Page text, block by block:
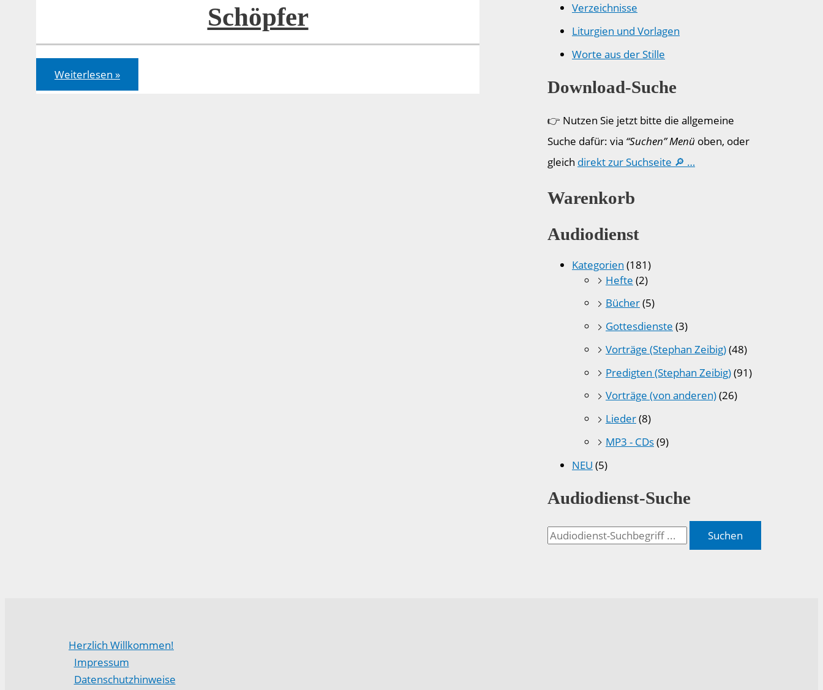
Schöpfer
Römer
01,6-
32
Weiterlesen »
Verzeichnisse
Liturgien und Vorlagen
Worte aus der Stille
Download-Suche
👉 Nutzen Sie jetzt bitte die allgemeine
Suche dafür: via “Suchen” Menü oben, oder
gleich direkt zur Suchseite 🔎 …
Warenkorb
Audiodienst
Kategorien (181)
Hefte (2)
Bücher(5)
Gottesdienste (3)
Vorträge (Stephan Zeibig)(48)
Predigten (Stephan Zeibig)(91)
Vorträge (von anderen)(26)
Lieder(8)
MP3 - CDs(9)
NEU (5)
Audiodienst-Suche
Suchen
Herzlich Willkommen!
Impressum
Datenschutzhinweise